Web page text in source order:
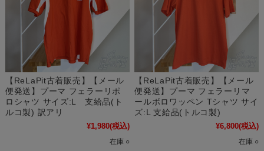
【ReLaPit古着販売】【メール
便発送】プーマ フェラーリポ
ロシャツ サイズ:L 支給品(ト
ルコ製) 訳アリ
¥1,980(税込)
在庫 ○
【ReLaPit古着販売】【メール
便発送】プーマ フェラーリマ
ールボロワッペン Tシャツ サイ
ズ:L 支給品(トルコ製)
¥6,800(税込)
在庫 ○